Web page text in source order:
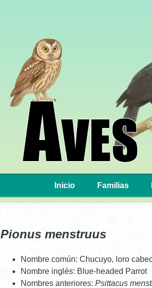
Inicio Familias
Pionus menstruus
Nombre común: Chucuyo, loro
Nombre inglés: Blue-headed Parrot
Nombres anteriores: Psittacus